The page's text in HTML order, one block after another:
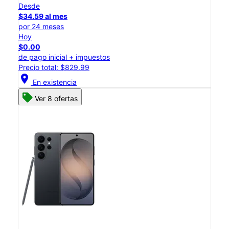
Desde
$34.59 al mes
por 24 meses
Hoy
$0.00
de pago inicial + impuestos
Precio total: $829.99
location_on En existencia
Ver 8 ofertas